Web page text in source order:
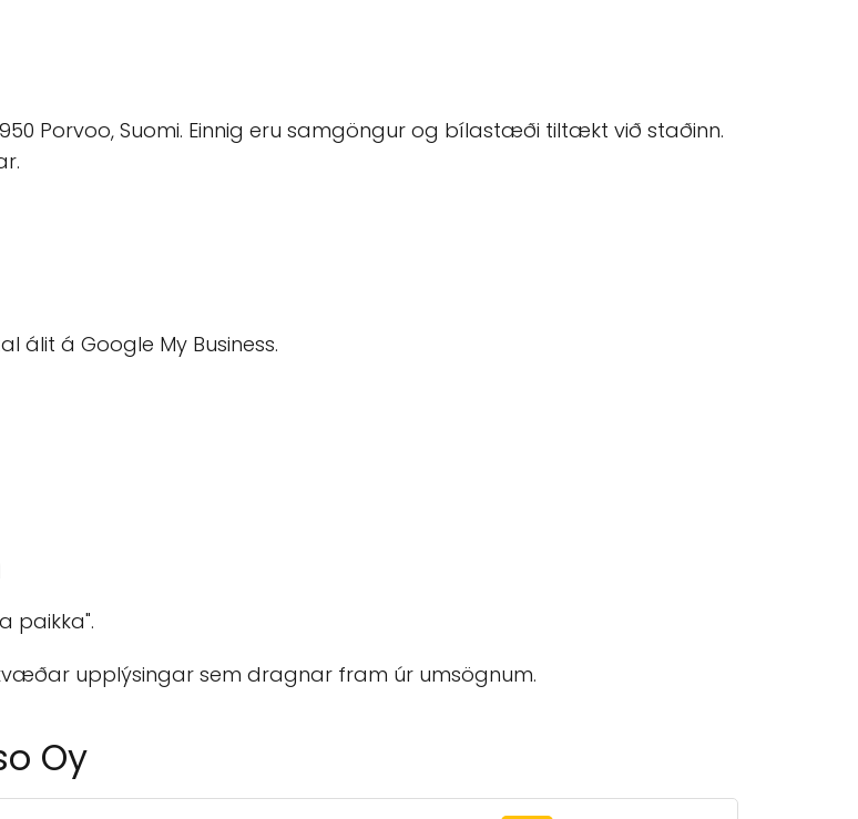
Porvoo, Suomi. Einnig eru samgöngur og bílastæði tiltækt við staðinn.
á Google My Business.
paikka".
upplýsingar sem dragnar fram úr umsögnum.
Oy